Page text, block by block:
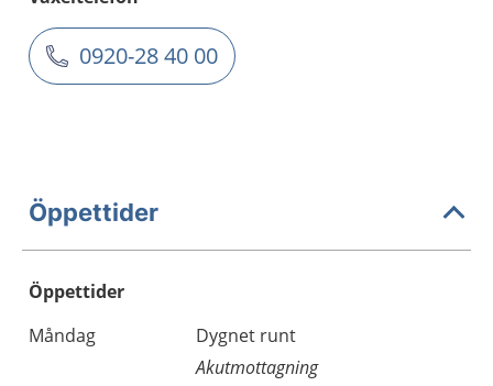
0920-28 40 00
Öppettider
Öppettider
Dag
Öppettider
Kommentarer
Måndag
Dygnet runt
Akutmottagning